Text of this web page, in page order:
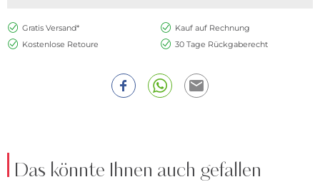
Gratis Versand*
Kauf auf Rechnung
Kostenlose Retoure
30 Tage Rückgaberecht
Das könnte Ihnen auch gefallen